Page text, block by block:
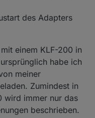
des Adapters
einem KLF-200 in
habe ich
meiner
Zumindest in
wird immer nur das
beschrieben.